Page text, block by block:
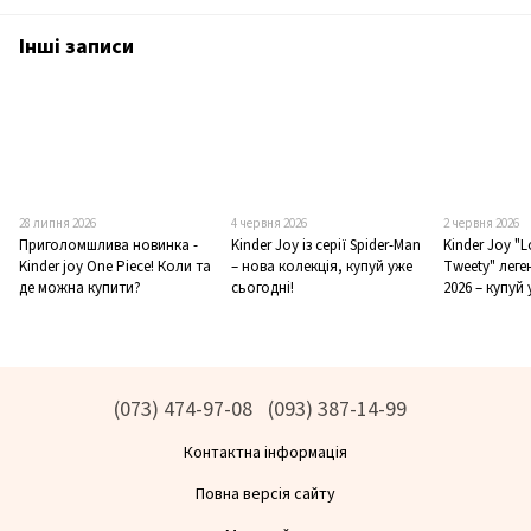
Інші записи
28 липня 2026
Приголомшлива новинка -
Kinder joy One Piece! Коли та
де можна купити?
4 червня 2026
Kinder Joy із серії Spider-Man
– нова колекція, купуй уже
сьогодні!
2 червня 2026
Kinder Joy
Tweety"
2026 – купуй
(073) 474-97-08 (093) 387-14-99
Контактна інформація
Повна версія сайту